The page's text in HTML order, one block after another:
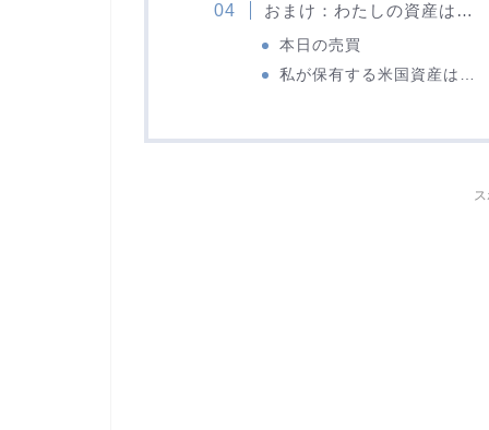
おまけ：わたしの資産は…
本日の売買
私が保有する米国資産は…